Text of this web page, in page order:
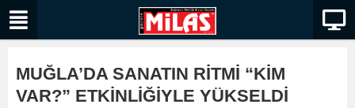
MUĞLA’DA SANATIN RİTMİ “KİM
VAR?” ETKİNLİĞİYLE YÜKSELDİ